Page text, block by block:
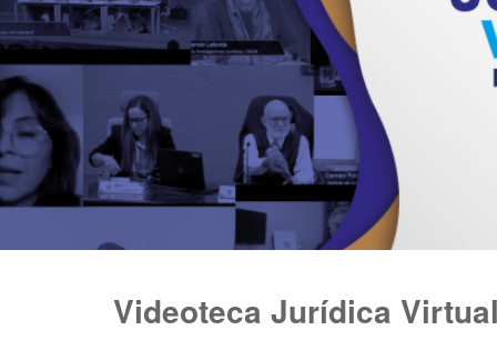
Videoteca Jurídica